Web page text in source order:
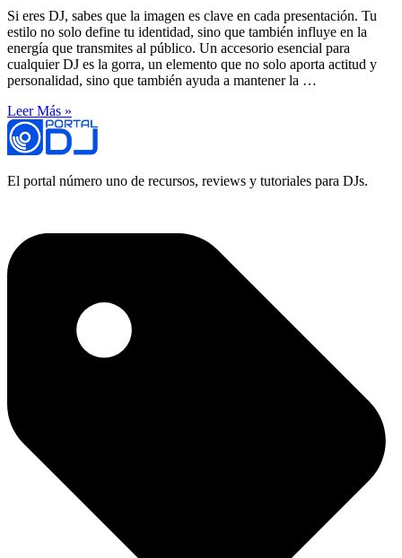
Si eres DJ, sabes que la imagen es clave en cada presentación. Tu
estilo no solo define tu identidad, sino que también influye en la
energía que transmites al público. Un accesorio esencial para
cualquier DJ es la gorra, un elemento que no solo aporta actitud y
personalidad, sino que también ayuda a mantener la …
Leer Más »
El portal número uno de recursos, reviews y tutoriales para DJs.